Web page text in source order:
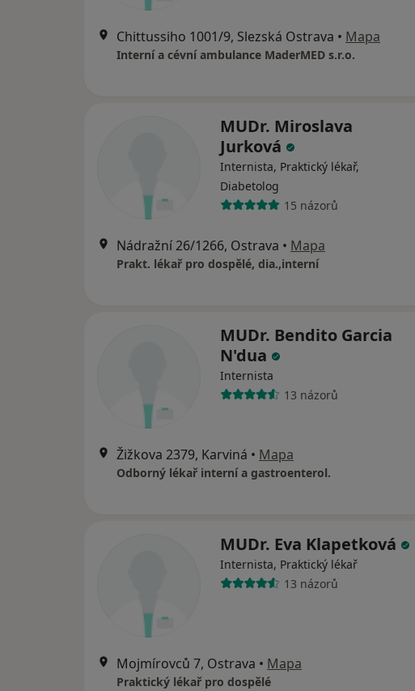
Chittussiho 1001/9, Slezská Ostrava • Mapa
Interní a cévní ambulance MaderMED s.r.o.
MUDr. Miroslava
Jurková
Internista, Praktický lékař,
Diabetolog
15 názorů
Nádražní 26/1266, Ostrava • Mapa
Prakt. lékař pro dospělé, dia.,interní
MUDr. Bendito Garcia
N'dua
Internista
13 názorů
Žižkova 2379, Karviná • Mapa
Odborný lékař interní a gastroenterol.
MUDr. Eva Klapetková
Internista, Praktický lékař
13 názorů
Mojmírovců 7, Ostrava • Mapa
Praktický lékař pro dospělé